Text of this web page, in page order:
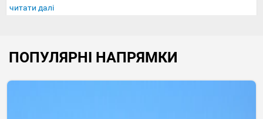
читати далі
ПОПУЛЯРНІ НАПРЯМКИ